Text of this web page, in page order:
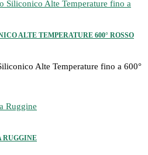
ALTE TEMPERATURE 600° ROSSO
Alte Temperature fino a 600°
RUGGINE